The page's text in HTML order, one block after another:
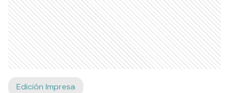
Edición Impresa